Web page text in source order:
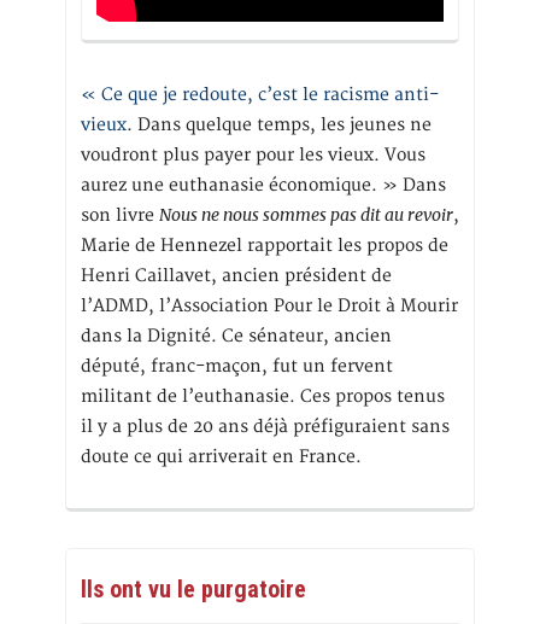
« Ce que je redoute, c’est le racisme anti-
vieux. Dans quelque temps, les jeunes ne
voudront plus payer pour les vieux. Vous
aurez une euthanasie économique. » Dans
son livre Nous ne nous sommes pas dit au revoir,
Marie de Hennezel rapportait les propos de
Henri Caillavet, ancien président de
l’ADMD, l’Association Pour le Droit à Mourir
dans la Dignité. Ce sénateur, ancien
député, franc-maçon, fut un fervent
militant de l’euthanasie. Ces propos tenus
il y a plus de 20 ans déjà préfiguraient sans
doute ce qui arriverait en France.
Ils ont vu le purgatoire